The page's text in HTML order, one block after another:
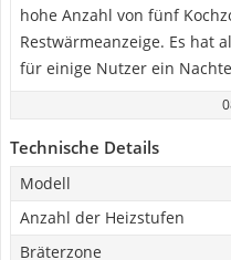
hohe Anzahl von fünf
Restwärmeanzeige. Es hat
für einige Nutzer ein
Technische Details
Modell
Anzahl der Heizstufen
Bräterzone